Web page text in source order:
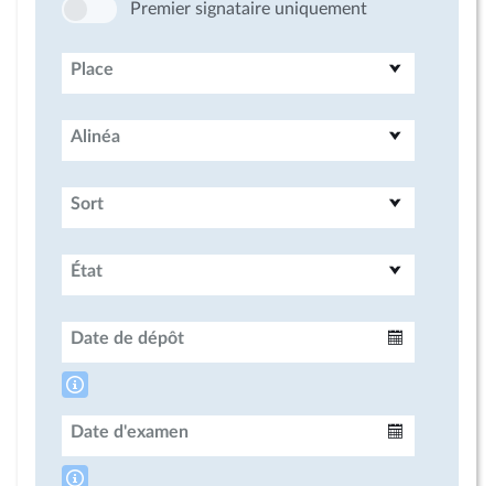
Premier signataire uniquement
Place
Alinéa
Sort
État
Date de dépôt
Date d'examen